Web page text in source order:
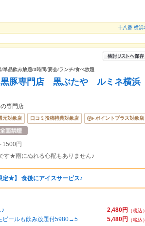
十八番 横浜
単品飲み放題/3時間/宴会/ランチ/食べ放題
豚専門店 黒ぶたや ルミネ横浜
専門店
元対象店 口コミ投稿特典対象店 ポイントプラス対象店
1500円
す★雨にぬれる心配もありません♪
定★】 食後にアイスサービス♪
2,480円
（税込）
5,480円
（税込）
ビールも飲み放題付5980→5